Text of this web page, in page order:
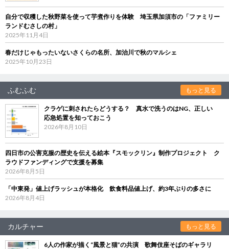
自分で収穫した秋野菜を使って芋煮作りを体験 埼玉県加須市の「ファミリー
ランドむさしの村」
2025年11月4日
春だけじゃもったいないさくらの名所、加治川で秋のマルシェ
2025年10月23日
ふむふむ もっと見る
クラゲに刺されたらどうする？ 真水で洗うのはNG、正しい
応急処置を知っておこう
2026年8月10日
四日市の公害克服の歴史を伝える絵本『スモックリン』制作プロジェクト ク
ラウドファンディングで支援を募集
2026年8月5日
「中東発」値上げラッシュが本格化 飲食料品値上げ、約3年ぶりの多さに
2026年8月4日
カルチャー もっと見る
6人の作家が描く“風景と猫”の共演 歌舞伎座そばのギャラリ